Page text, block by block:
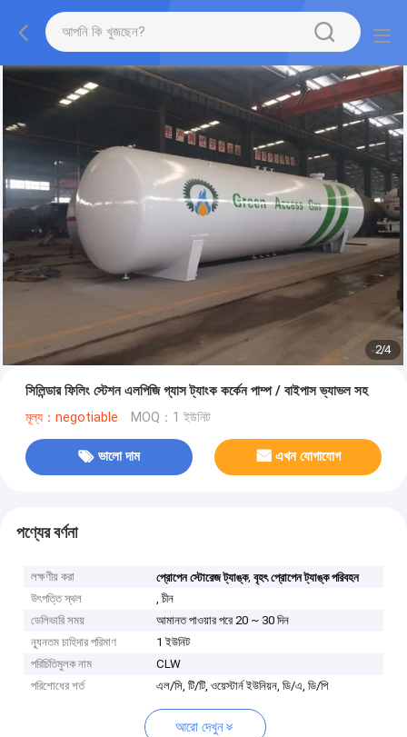
2/4
সিলিন্ডার ফিলিং স্টেশন এলপিজি গ্যাস ট্যাংক কর্কেন পাম্প / বাইপাস ভ্যাভল সহ
মূল্য：negotiable MOQ：1 ইউনিট
ভালো দাম এখন যোগাযোগ
পণ্যের বর্ণনা
লক্ষণীয় করা প্রোপেন স্টোরেজ ট্যাঙ্ক,বৃহৎ প্রোপেন ট্যাঙ্ক পরিবহন
উৎপত্তি স্থল
, চীন
ডেলিভারি সময়
আমানত পাওয়ার পরে 20 ~ 30 দিন
ন্যূনতম চাহিদার পরিমাণ
1 ইউনিট
পরিচিতিমুলক নাম
CLW
পরিশোধের শর্ত
এল/সি, টি/টি, ওয়েস্টার্ন ইউনিয়ন, ডি/এ, ডি/পি
আরো দেখুন